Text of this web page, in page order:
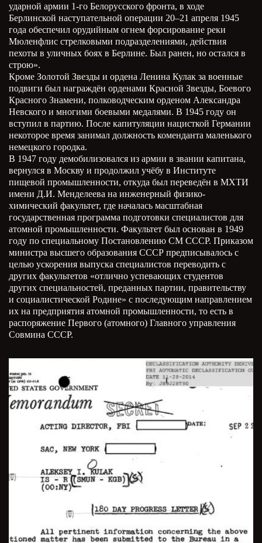
ударной армии 1-го Белорусского фронта, в ходе
Берлинской наступательной операции 20–21 апреля 1945
года обеспечил орудийным огнем форсирование реки
Мюленфлис стрелковыми подразделениями, действия
пехоты в уличных боях в Берлине. Был ранен, но остался в
строю».
Кроме Золотой Звезды и ордена Ленина Кулак за военные
подвиги был награждён орденами Красной Звезды, Боевого
Красного Знамени, полководческим орденом Александра
Невского и многими боевыми медалями. В 1945 году он
вступил в партию. После капитуляции нацисткой Германии
некоторое время занимал должность коменданта маленького
немецкого городка.
В 1947 году демобилизовался из армии в звании капитана,
вернулся в Москву и продолжил учёбу в Институте
пищевой промышленности, откуда был переведён в МХТИ
имени Д.И. Менделеева на инженерный физико-
химический факультет, где началась масштабная
государственная программа подготовки специалистов для
атомной промышленности. Факультет был основан в 1949
году по специальному Постановлению СМ СССР. Приказом
министра высшего образования СССР предписывалось с
целью ускорения выпуска специалистов переводить с
других факультетов «отлично успевающих студентов
других специальностей, преданных партии, правительству
и социалистической Родине» с последующим направлением
их на предприятия атомной промышленности, то есть в
распоряжение Первого (атомного) Главного управления
Совмина СССР.